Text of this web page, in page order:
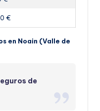
€
en Noain (Valle de
de